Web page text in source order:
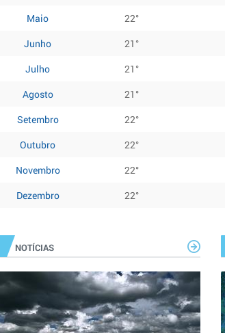
Maio
22°
Junho
21°
Julho
21°
Agosto
21°
Setembro
22°
Outubro
22°
Novembro
22°
Dezembro
22°
NOTÍCIAS